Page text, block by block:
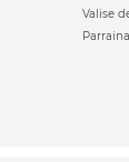
Valise